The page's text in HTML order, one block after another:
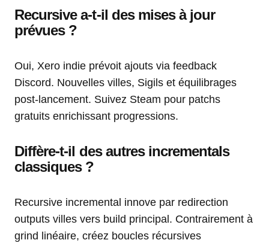
Recursive a-t-il des mises à jour
prévues ?
Oui, Xero indie prévoit ajouts via feedback
Discord. Nouvelles villes, Sigils et équilibrages
post-lancement. Suivez Steam pour patchs
gratuits enrichissant progressions.
Diffère-t-il des autres incrementals
classiques ?
Recursive incremental innove par redirection
outputs villes vers build principal. Contrairement à
grind linéaire, créez boucles récursives